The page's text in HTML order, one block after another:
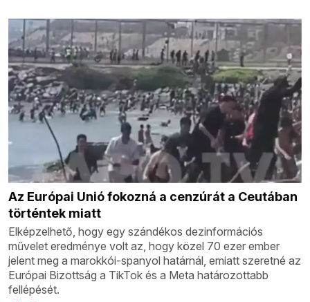
Az Európai Unió fokozná a cenzúrát a Ceutában
történtek miatt
Elképzelhető, hogy egy szándékos dezinformációs
művelet eredménye volt az, hogy közel 70 ezer ember
jelent meg a marokkói-spanyol határnál, emiatt szeretné az
Európai Bizottság a TikTok és a Meta határozottabb
fellépését.